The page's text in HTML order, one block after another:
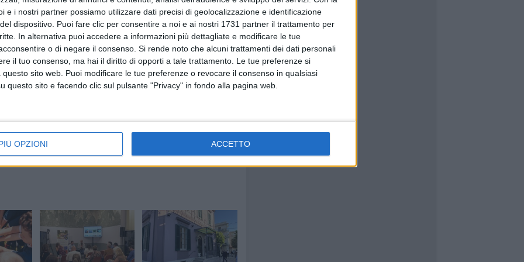
e i nostri partner possiamo utilizzare dati precisi di geolocalizzazione e identificazione
dispositivo. Puoi fare clic per consentire a noi e ai nostri 1731 partner il trattamento per
In alternativa puoi accedere a informazioni più dettagliate e modificare le tue
o di negare il consenso. Si rende noto che alcuni trattamenti dei dati personali
il tuo consenso, ma hai il diritto di opporti a tale trattamento. Le tue preferenze si
sito web. Puoi modificare le tue preferenze o revocare il consenso in qualsiasi
questo sito e facendo clic sul pulsante "Privacy" in fondo alla pagina web.
OPZIONI ACCETTO
ha rappresentato, in larga parte, mancanza di regole
proprio elemento distorsivo del mercato turistico-
concluso Caizzi - favorisce l'emersione proprio di quei
nello spirito originario dell'accoglienza di tipo